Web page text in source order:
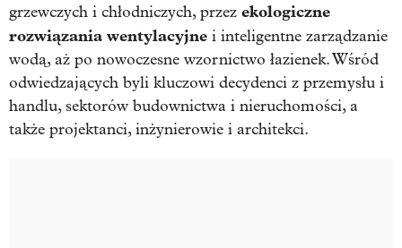
grzewczych i chłodniczych, przez ekologiczne
rozwiązania wentylacyjne i inteligentne zarządzanie
wodą, aż po nowoczesne wzornictwo łazienek. Wśród
odwiedzających byli kluczowi decydenci z przemysłu i
handlu, sektorów budownictwa i nieruchomości, a
także projektanci, inżynierowie i architekci.